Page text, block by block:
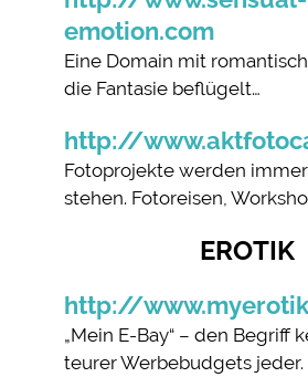
emotion.com
Eine Domain mit
die Fantasie beflügelt…
http://
Fotoprojekte werden
stehen. Fotoreisen,
EROTIK
http://
„Mein E-Bay“ – den Begriff
teurer Werbebudgets